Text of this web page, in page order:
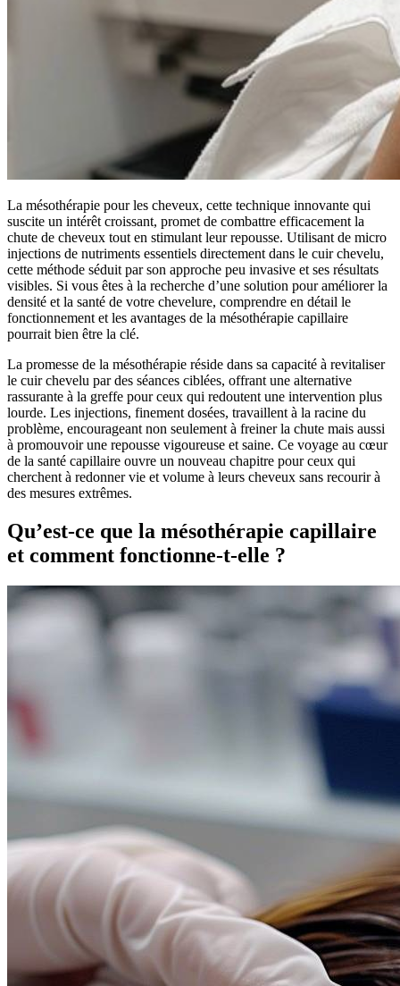
La mésothérapie pour les cheveux, cette technique innovante qui
suscite un intérêt croissant, promet de combattre efficacement la
chute de cheveux tout en stimulant leur repousse. Utilisant de micro
injections de nutriments essentiels directement dans le cuir chevelu,
cette méthode séduit par son approche peu invasive et ses résultats
visibles. Si vous êtes à la recherche d’une solution pour améliorer la
densité et la santé de votre chevelure, comprendre en détail le
fonctionnement et les avantages de la mésothérapie capillaire
pourrait bien être la clé.
La promesse de la mésothérapie réside dans sa capacité à revitaliser
le cuir chevelu par des séances ciblées, offrant une alternative
rassurante à la greffe pour ceux qui redoutent une intervention plus
lourde. Les injections, finement dosées, travaillent à la racine du
problème, encourageant non seulement à freiner la chute mais aussi
à promouvoir une repousse vigoureuse et saine. Ce voyage au cœur
de la santé capillaire ouvre un nouveau chapitre pour ceux qui
cherchent à redonner vie et volume à leurs cheveux sans recourir à
des mesures extrêmes.
Qu’est-ce que la mésothérapie capillaire
et comment fonctionne-t-elle ?